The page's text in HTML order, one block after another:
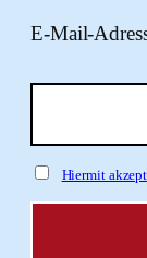
E-Mail-
Hiermit